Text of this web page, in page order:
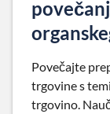
Povečajte
trgovine s
trgovino.